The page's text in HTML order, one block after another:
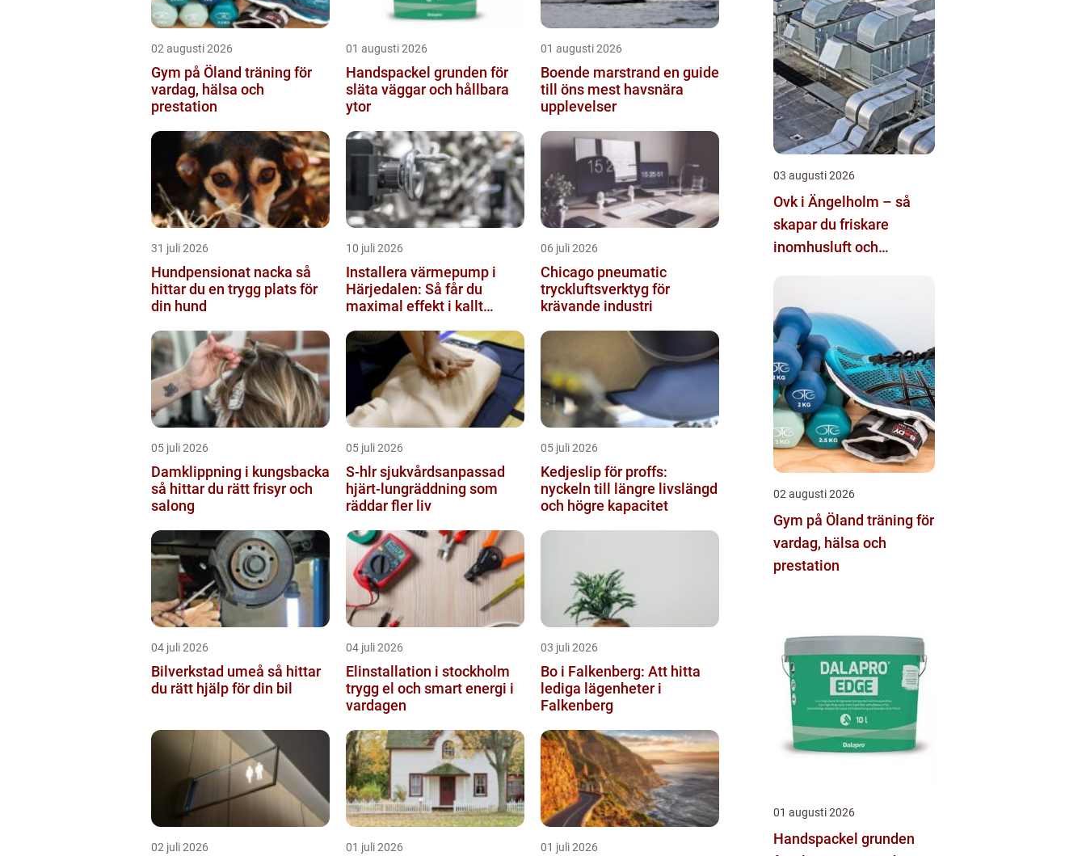
02 augusti 2026
Gym på Öland träning för
vardag, hälsa och
prestation
01 augusti 2026
Handspackel grunden för
släta väggar och hållbara
ytor
01 augusti 2026
Boende marstrand en guide
till öns mest havsnära
upplevelser
31 juli 2026
Hundpensionat nacka så
hittar du en trygg plats för
din hund
10 juli 2026
Installera värmepump i
Härjedalen: Så får du
maximal effekt i kallt
06 juli 2026
Chicago pneumatic
tryckluftsverktyg för
krävande industri
05 juli 2026
Damklippning i kungsbacka
så hittar du rätt frisyr och
salong
05 juli 2026
S-hlr sjukvårdsanpassad
hjärt-lungräddning som
räddar fler liv
05 juli 2026
Kedjeslip för proffs:
nyckeln till längre livslängd
och högre kapacitet
04 juli 2026
Bilverkstad umeå så hittar
du rätt hjälp för din bil
04 juli 2026
Elinstallation i stockholm
trygg el och smart energi i
vardagen
03 juli 2026
Bo i Falkenberg: Att hitta
lediga lägenheter i
Falkenberg
02 juli 2026 01 juli 2026 01 juli 2026
03 augusti 2026
Ovk i Ängelholm – så
skapar du friskare
inomhusluft och
02 augusti 2026
Gym på Öland träning för
vardag, hälsa och
prestation
01 augusti 2026
Handspackel grunden